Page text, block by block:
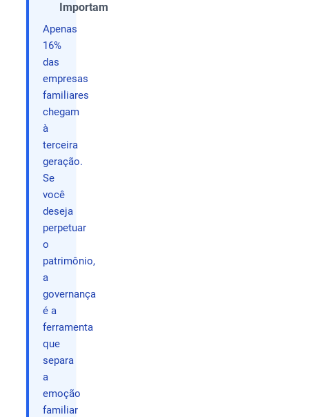
Importam
Apenas
16%
das
empresas
familiares
chegam
à
terceira
geração.
Se
você
deseja
perpetuar
o
patrimônio,
a
governança
é a
ferramenta
que
separa
a
emoção
familiar